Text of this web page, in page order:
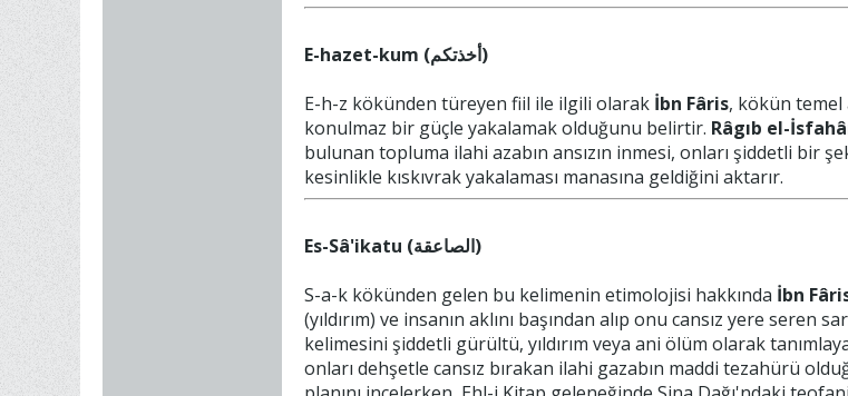
E-hazet-kum (أخذتكم)
E-h-z kökünden türeyen fiil ile ilgili olarak İbn Fâris, kökün temel
konulmaz bir güçle yakalamak olduğunu belirtir. Râgıb el-
bulunan topluma ilahi azabın ansızın inmesi, onları şiddetli bir
kesinlikle kıskıvrak yakalaması manasına geldiğini aktarır.
Es-Sâ'ikatu (الصاعقة)
S-a-k kökünden gelen bu kelimenin etimolojisi hakkında İbn
(yıldırım) ve insanın aklını başından alıp onu cansız yere seren
kelimesini şiddetli gürültü, yıldırım veya ani ölüm olarak
onları dehşetle cansız bırakan ilahi gazabın maddi tezahürü